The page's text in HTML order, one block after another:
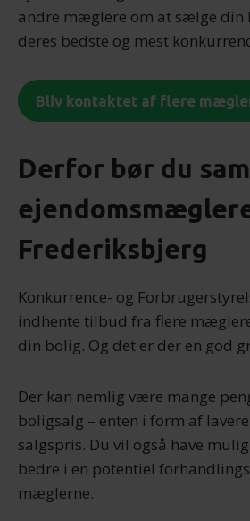
andre mæglere om at sælge din
deres bedste og mest
Bliv kontaktet af flere
Derfor bør du
Frederiksbjerg
Konkurrence- og
indhente tilbud fra flere
din bolig. Og det er der en god
Der kan nemlig være mange
boligsalg – enten i form af
salgspris. Du vil også have
bedre i en potentiel
mæglerne.